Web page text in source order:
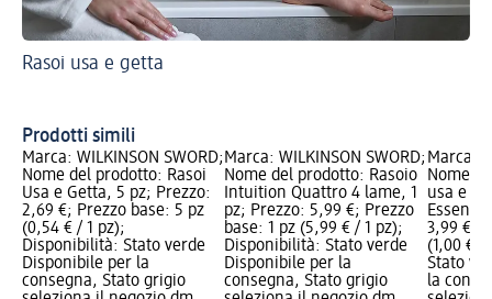
Rasoi usa e getta
Prodotti simili
Marca: WILKINSON SWORD;
Nome del prodotto: Rasoi
Usa e Getta, 5 pz; Prezzo:
2,69 €; Prezzo base: 5 pz
(0,54 € / 1 pz);
Disponibilità: Stato verde
Disponibile per la
consegna, Stato grigio
Marca: WILKINSON SWORD;
Nome del prodotto: Rasoio
Intuition Quattro 4 lame, 1
pz; Prezzo: 5,99 €; Prezzo
base: 1 pz (5,99 € / 1 pz);
Disponibilità: Stato verde
Disponibile per la
consegna, Stato grigio
Marca:
Nome
usa e
3,99 €;
(1,00 € /
Stato
la